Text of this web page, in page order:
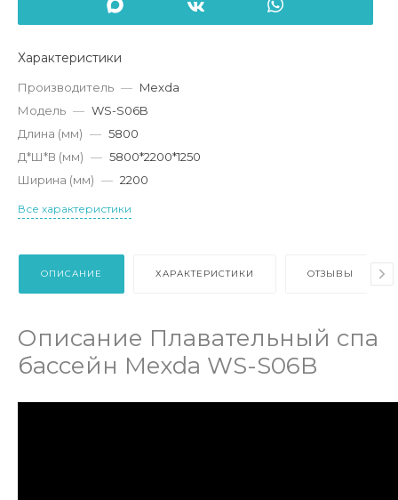
Характеристики
Производитель — Mexda
Модель — WS-S06B
Длина (мм) — 5800
Д*Ш*В (мм) — 5800*2200*1250
Ширина (мм) — 2200
Все характеристики
ОПИСАНИЕ ХАРАКТЕРИСТИКИ ОТЗЫВЫ
Описание Плавательный спа
бассейн Mexda WS-S06B